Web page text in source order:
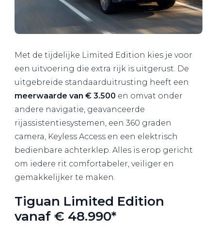
Met de tijdelijke Limited Edition kies je voor
een uitvoering die extra rijk is uitgerust. De
uitgebreide standaarduitrusting heeft een
meerwaarde van € 3.500 en omvat onder
andere navigatie, geavanceerde
rijassistentiesystemen, een 360 graden
camera, Keyless Access en een elektrisch
bedienbare achterklep. Alles is erop gericht
om iedere rit comfortabeler, veiliger en
gemakkelijker te maken.
Tiguan Limited Edition
vanaf € 48.990*